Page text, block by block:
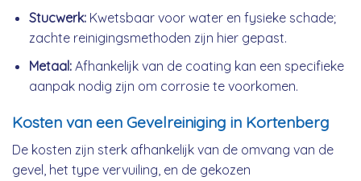
Stucwerk:Kwetsbaar voor water en fysieke schade;
zachte reinigingsmethoden zijn hier gepast.
Metaal:Afhankelijk van de coating kan een specifieke
aanpak nodig zijn om corrosie te voorkomen.
Kosten van een Gevelreiniging in Kortenberg
De kosten zijn sterk afhankelijk van de omvang van de
gevel, het type vervuiling, en de gekozen